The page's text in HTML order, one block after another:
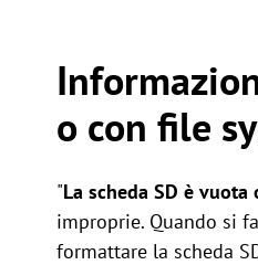
o con file
"La scheda SD è
improprie. Quando si
formattare la scheda